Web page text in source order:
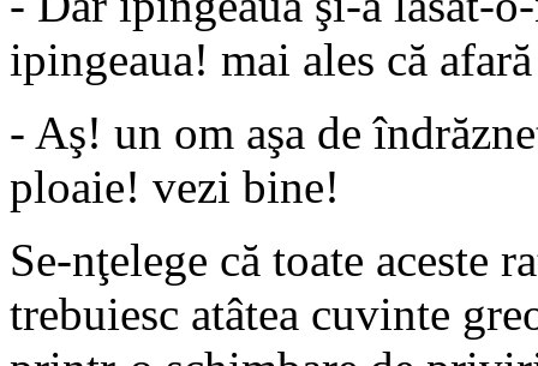
ipingeaua! mai ales că
- Aş! un om aşa de
ploaie! vezi bine!
Se-nţelege că toate aceste
trebuiesc atâtea cuvinte